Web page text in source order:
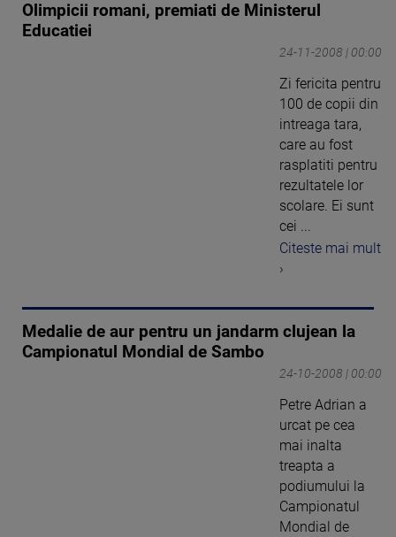
Olimpicii romani, premiati de Ministerul
Educatiei
24-11-2008 | 00:00
Zi fericita pentru
100 de copii din
intreaga tara,
care au fost
rasplatiti pentru
rezultatele lor
scolare. Ei sunt
cei ...
Citeste mai mult
›
Medalie de aur pentru un jandarm clujean la
Campionatul Mondial de Sambo
24-10-2008 | 00:00
Petre Adrian a
urcat pe cea
mai inalta
treapta a
podiumului la
Campionatul
Mondial de